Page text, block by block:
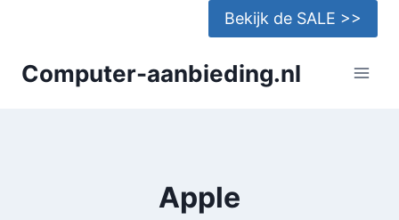
Bekijk de SALE >>
Computer-aanbieding.nl
Apple